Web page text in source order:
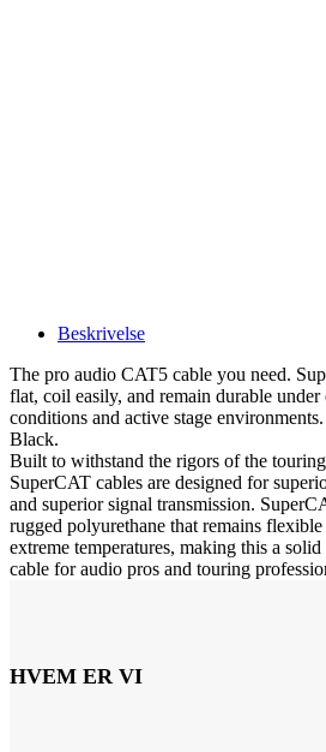
Beskrivelse
The pro audio CAT5 cable you need.
flat, coil easily, and remain durable under
conditions and active stage
Black.
Built to withstand the rigors of the
SuperCAT cables are designed for
and superior signal transmission.
rugged polyurethane that remains
extreme temperatures, making this a
cable for audio pros and touring
HVEM ER VI